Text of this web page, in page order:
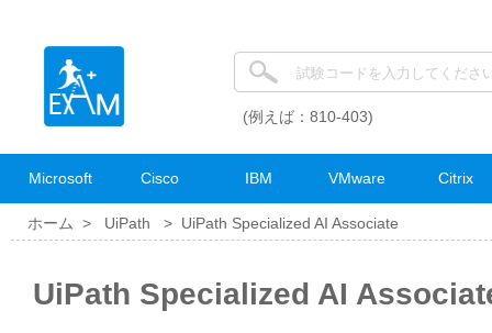
(例えば：810-403)
Microsoft Cisco IBM VMware Citrix
ホーム > UiPath > UiPath Specialized AI Associate
UiPath Specialized AI